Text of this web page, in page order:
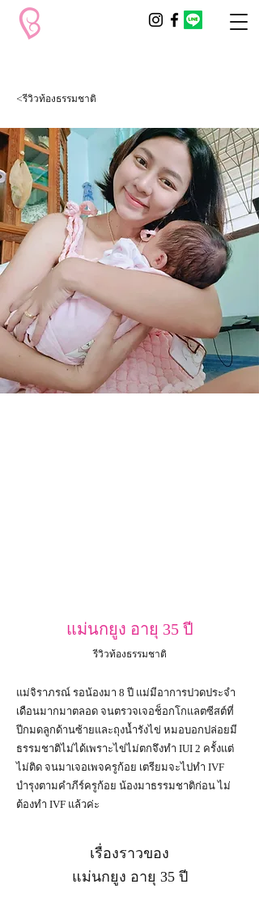
<รีวิวท้องธรรมชาติ
แม่นกยูง อายุ 35 ปี
รีวิวท้องธรรมชาติ
แม่จิราภรณ์​ รอน้องมา 8 ปี แม่มีอาการปวดประจำ
เดือน​มากมาตลอด จนตรวจเจอช็อกโกแลต​ซีสต์​ที่
ปีกมดลูกด้านซ้ายและถุงน้ำรังไข่ หมอบอกปล่อยมี
ธรรมชาติ​ไม่ได้เพราะไข่ไม่ตกจึงทำ IUI​ 2 ค​รั้งแต่
ไม่ติด จนมาเจอเพจ​ครูก้อย เตรียม​จะไปทำ IVF​
บำรุง​ตามคำภีร์ค​รูก้อ​ย​ น้องมาธรรมชาติ​ก่อน ไม่
ต้องทำ IVF​ แล้วค่ะ
เรื่องราวของ
แม่นกยูง อายุ 35 ปี